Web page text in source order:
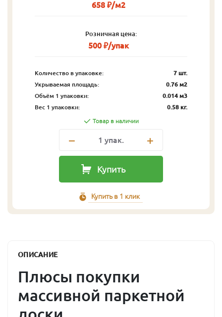
658 ₽/м2
Розничная цена:
500 ₽/упак
Количество в упаковке:
7 шт.
Укрываемая площадь:
0.76 м2
Объём 1 упаковки:
0.014 м3
Вес 1 упаковки:
0.58 кг.
Товар в наличии
1 упак.
Купить
Купить в 1 клик
ОПИСАНИЕ
Плюсы покупки
массивной паркетной